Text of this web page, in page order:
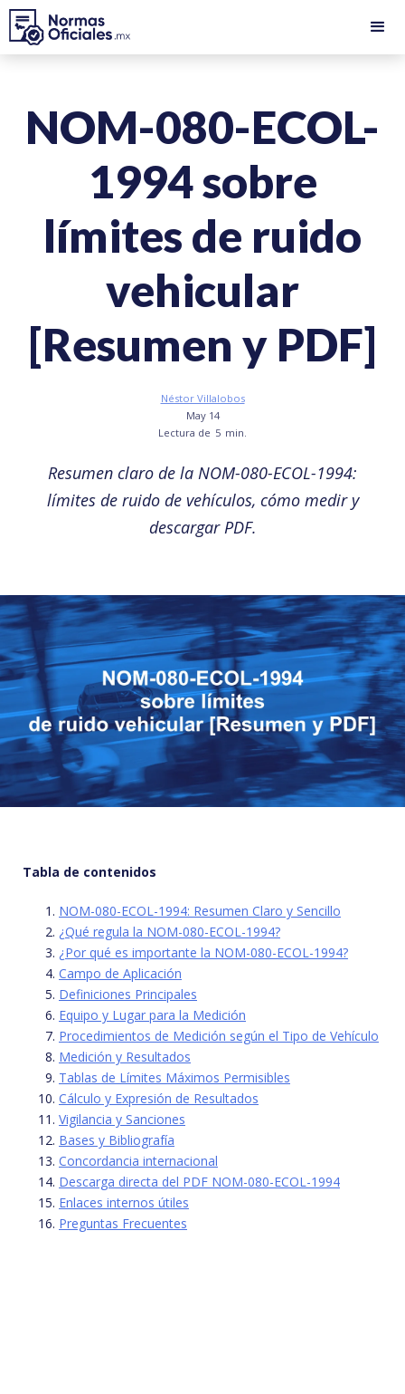
NOM-080-ECOL-
1994 sobre
límites de ruido
vehicular
[Resumen y PDF]
Néstor Villalobos
May 14
Lectura de 5 min.
Resumen claro de la NOM-080-ECOL-1994:
límites de ruido de vehículos, cómo medir y
descargar PDF.
Tabla de contenidos
NOM-080-ECOL-1994: Resumen Claro y Sencillo
¿Qué regula la NOM-080-ECOL-1994?
¿Por qué es importante la NOM-080-ECOL-1994?
Campo de Aplicación
Definiciones Principales
Equipo y Lugar para la Medición
Procedimientos de Medición según el Tipo de Vehículo
Medición y Resultados
Tablas de Límites Máximos Permisibles
Cálculo y Expresión de Resultados
Vigilancia y Sanciones
Bases y Bibliografía
Concordancia internacional
Descarga directa del PDF NOM-080-ECOL-1994
Enlaces internos útiles
Preguntas Frecuentes